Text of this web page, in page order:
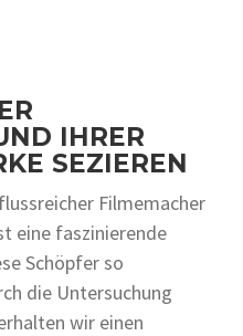
IHRER
SEZIEREN
Filmemacher
eine faszinierende
Schöpfer so
die Untersuchung
wir einen